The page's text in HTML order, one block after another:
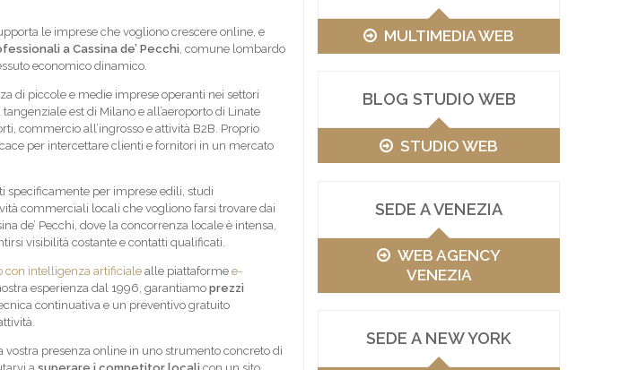
MULTIMEDIA WEB
BLOG STUDIO WEB
STUDIO WEB
SEDE A VENEZIA
WEB AGENCY
VENEZIA
SEDE A NEW YORK
le imprese che vogliono crescere online, e
a Cassina de’ Pecchi, comune lombardo
economico dinamico.
di piccole e medie imprese operanti nei settori
est di Milano e all’aeroporto di Linate
commercio all’ingrosso e attività B2B. Proprio
per intercettare clienti e fornitori in un mercato
specificamente per imprese edili, studi
commerciali locali che vogliono farsi trovare dai
de’ Pecchi, dove la concorrenza locale è intensa,
visibilità costante e contatti qualificati.
con intelligenza artificialealle piattaforme e-
esperienza dal 1996, garantiamo prezzi
continuativa e un preventivo gratuito
vostra presenza online in uno strumento concreto di